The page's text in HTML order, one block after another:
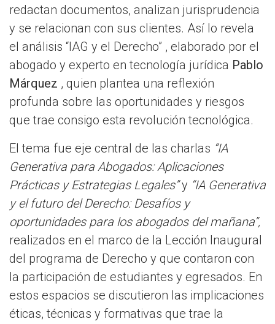
redactan documentos, analizan jurisprudencia
y se relacionan con sus clientes. Así lo revela
el análisis “IAG y el Derecho” , elaborado por el
abogado y experto en tecnología jurídica Pablo
Márquez , quien plantea una reflexión
profunda sobre las oportunidades y riesgos
que trae consigo esta revolución tecnológica.
El tema fue eje central de las charlas “IA
Generativa para Abogados: Aplicaciones
Prácticas y Estrategias Legales”y “IA Generativa
y el futuro del Derecho: Desafíos y
oportunidades para los abogados del mañana”,
realizados en el marco de la Lección Inaugural
del programa de Derecho y que contaron con
la participación de estudiantes y egresados. En
estos espacios se discutieron las implicaciones
éticas, técnicas y formativas que trae la